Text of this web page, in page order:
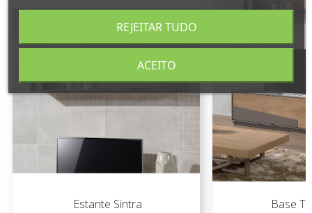
Estante Sintra
Base
REJEITAR TUDO
ACEITO